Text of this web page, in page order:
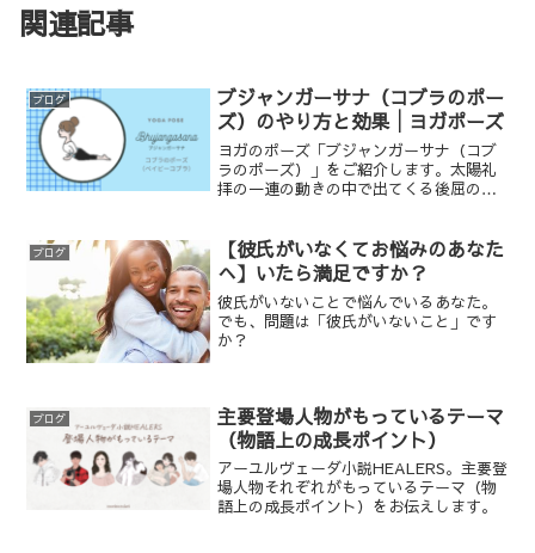
関連記事
ブログ
ブジャンガーサナ（コブラのポー
ズ）のやり方と効果│ヨガポーズ
ヨガのポーズ「ブジャンガーサナ（コブ
ラのポーズ）」をご紹介します。太陽礼
拝の一連の動きの中で出てくる後屈のポ
ブログ
【彼氏がいなくてお悩みのあなた
へ】いたら満足ですか？
彼氏がいないことで悩んでいるあなた。
でも、問題は「彼氏がいないこと」です
か？
ブログ
主要登場人物がもっているテーマ
（物語上の成長ポイント）
アーユルヴェーダ小説HEALERS。主要登
場人物それぞれがもっているテーマ（物
語上の成長ポイント）をお伝えします。